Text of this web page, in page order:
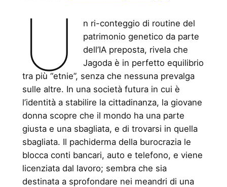
U
n ri-conteggio di routine del
patrimonio genetico da parte
dell’IA preposta, rivela che
Jagoda è in perfetto equilibrio
tra più “etnie”, senza che nessuna prevalga
sulle altre. In una società futura in cui è
l’identità a stabilire la cittadinanza, la giovane
donna scopre che il mondo ha una parte
giusta e una sbagliata, e di trovarsi in quella
sbagliata. Il pachiderma della burocrazia le
blocca conti bancari, auto e telefono, e viene
licenziata dal lavoro; sembra che sia
destinata a sprofondare nei meandri di una